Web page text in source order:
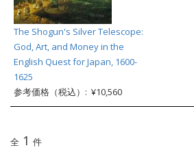
The Shogun's Silver Telescope:
God, Art, and Money in the
English Quest for Japan, 1600-
1625
参考価格（税込）: ¥10,560
全 1 件